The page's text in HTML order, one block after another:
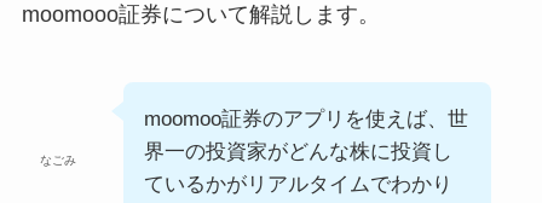
moomooo証券について解説します。
なごみ
moomoo証券のアプリを使えば、世
界一の投資家がどんな株に投資し
ているかがリアルタイムでわかり